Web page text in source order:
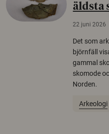
äldsta
22 juni 2026
Det som
björnfäll
gammal
skomode
Norden.
Arkeologi